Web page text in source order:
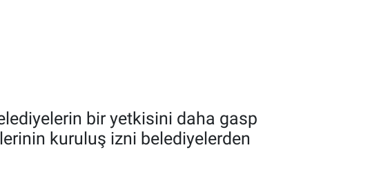
bir yetkisini daha gasp
kuruluş izni belediyelerden